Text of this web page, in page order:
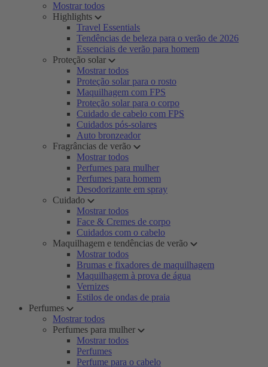
Mostrar todos
Highlights
Travel Essentials
Tendências de beleza para o verão de 2026
Essenciais de verão para homem
Proteção solar
Mostrar todos
Proteção solar para o rosto
Maquilhagem com FPS
Proteção solar para o corpo
Cuidado de cabelo com FPS
Cuidados pós-solares
Auto bronzeador
Fragrâncias de verão
Mostrar todos
Perfumes para mulher
Perfumes para homem
Desodorizante em spray
Cuidado
Mostrar todos
Face & Cremes de corpo
Cuidados com o cabelo
Maquilhagem e tendências de verão
Mostrar todos
Brumas e fixadores de maquilhagem
Maquilhagem à prova de água
Vernizes
Estilos de ondas de praia
Perfumes
Mostrar todos
Perfumes para mulher
Mostrar todos
Perfumes
Perfume para o cabelo